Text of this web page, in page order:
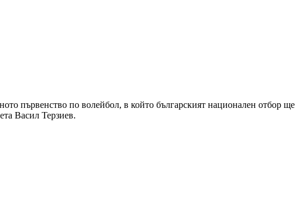
първенство по волейбол, в който българският национален отбор ще
Васил Терзиев.